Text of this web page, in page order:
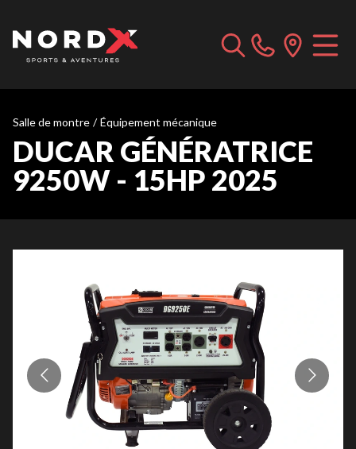
Salle de montre / Équipement mécanique
DUCAR GÉNÉRATRICE
9250W - 15HP 2025